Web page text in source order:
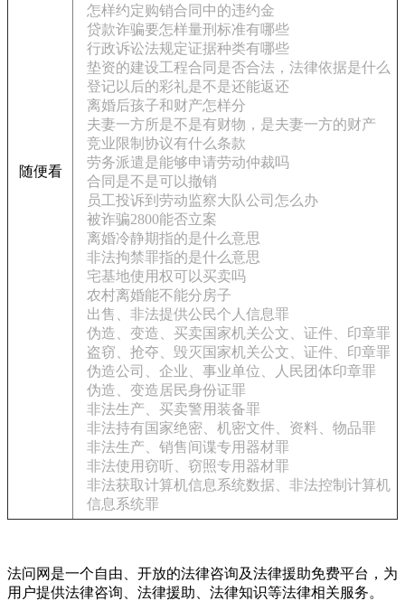
随便看
怎样约定购销合同中的违约金
贷款诈骗要怎样量刑标准有哪些
行政诉讼法规定证据种类有哪些
垫资的建设工程合同是否合法，法律依据是什么
登记以后的彩礼是不是还能返还
离婚后孩子和财产怎样分
夫妻一方所是不是有财物，是夫妻一方的财产
竞业限制协议有什么条款
劳务派遣是能够申请劳动仲裁吗
合同是不是可以撤销
员工投诉到劳动监察大队公司怎么办
被诈骗2800能否立案
离婚冷静期指的是什么意思
非法拘禁罪指的是什么意思
宅基地使用权可以买卖吗
农村离婚能不能分房子
出售、非法提供公民个人信息罪
伪造、变造、买卖国家机关公文、证件、印章罪
盗窃、抢夺、毁灭国家机关公文、证件、印章罪
伪造公司、企业、事业单位、人民团体印章罪
伪造、变造居民身份证罪
非法生产、买卖警用装备罪
非法持有国家绝密、机密文件、资料、物品罪
非法生产、销售间谍专用器材罪
非法使用窃听、窃照专用器材罪
非法获取计算机信息系统数据、非法控制计算机
信息系统罪
法问网是一个自由、开放的法律咨询及法律援助免费平台，为
用户提供法律咨询、法律援助、法律知识等法律相关服务。